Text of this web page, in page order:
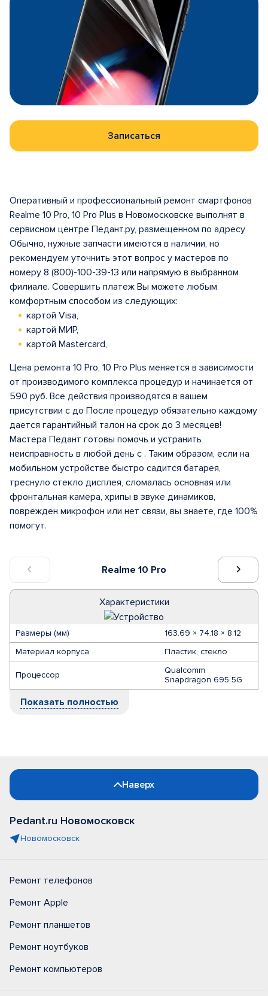
Записаться
Realme 10 Pro
Характеристики
Размеры (мм)
163.69 × 74.18 × 8.12
Материал корпуса
Пластик, стекло
Процессор
Qualcomm
Snapdragon 695 5G
Показать полностью
Оперативный и профессиональный ремонт смартфонов
Realme 10 Pro, 10 Pro Plus в Новомосковске выполнят в
сервисном центре Педант.ру, размещенном по адресу
Обычно, нужные запчасти имеются в наличии, но
рекомендуем уточнить этот вопрос у мастеров по
номеру 8 (800)-100-39-13 или напрямую в выбранном
филиале. Совершить платеж Вы можете любым
комфортным способом из следующих:
картой Visa,
картой МИР,
картой Mastercard,
Цена ремонта 10 Pro, 10 Pro Plus меняется в зависимости
от производимого комплекса процедур и начинается от
590 руб. Все действия производятся в вашем
присутствии с до После процедур обязательно каждому
дается гарантийный талон на срок до 3 месяцев!
Мастера Педант готовы помочь и устранить
неисправность в любой день с . Таким образом, если на
мобильном устройстве быстро садится батарея,
треснуло стекло дисплея, сломалась основная или
фронтальная камера, хрипы в звуке динамиков,
поврежден микрофон или нет связи, вы знаете, где 100%
помогут.
Наверх
Pedant.ru Новомосковск
Новомосковск
Ремонт телефонов
Ремонт Apple
Ремонт планшетов
Ремонт ноутбуков
Ремонт компьютеров